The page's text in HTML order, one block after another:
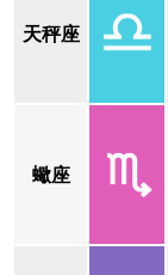
天秤座
蠍座